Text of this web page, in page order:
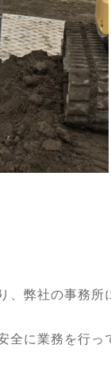
弊社の事務
に業務を行っ